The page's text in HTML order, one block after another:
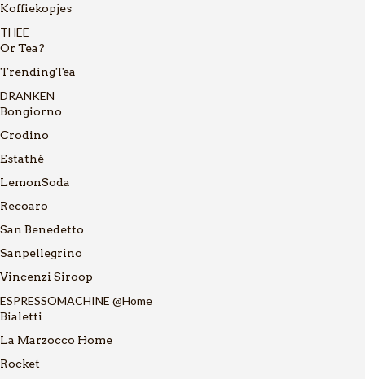
Koffiekopjes
THEE
Or Tea?
TrendingTea
DRANKEN
Bongiorno
Crodino
Estathé
LemonSoda
Recoaro
San Benedetto
Sanpellegrino
Vincenzi Siroop
ESPRESSOMACHINE @Home
Bialetti
La Marzocco Home
Rocket